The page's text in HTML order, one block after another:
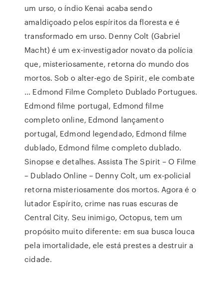
um urso, o índio Kenai acaba sendo
amaldiçoado pelos espíritos da floresta e é
transformado em urso. Denny Colt (Gabriel
Macht) é um ex-investigador novato da polícia
que, misteriosamente, retorna do mundo dos
mortos. Sob o alter-ego de Spirit, ele combate
… Edmond Filme Completo Dublado Portugues.
Edmond filme portugal, Edmond filme
completo online, Edmond lançamento
portugal, Edmond legendado, Edmond filme
dublado, Edmond filme completo dublado.
Sinopse e detalhes. Assista The Spirit – O Filme
– Dublado Online – Denny Colt, um ex-policial
retorna misteriosamente dos mortos. Agora é o
lutador Espírito, crime nas ruas escuras de
Central City. Seu inimigo, Octopus, tem um
propósito muito diferente: em sua busca louca
pela imortalidade, ele está prestes a destruir a
cidade.